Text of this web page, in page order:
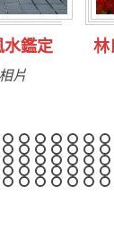
生基造命
片